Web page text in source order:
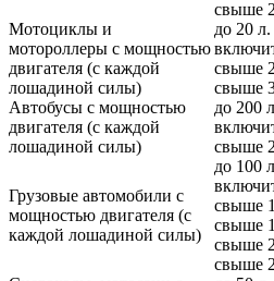
свыше
Мотоциклы и
мотороллеры с мощностью
двигателя (с каждой
лошадиной силы)
до 20 л.
свыше
свыше
Автобусы с мощностью
двигателя (с каждой
лошадиной силы)
до 200
свыше
Грузовые автомобили с
мощностью двигателя (с
каждой лошадиной силы)
до 100
свыше
свыше
свыше
свыше